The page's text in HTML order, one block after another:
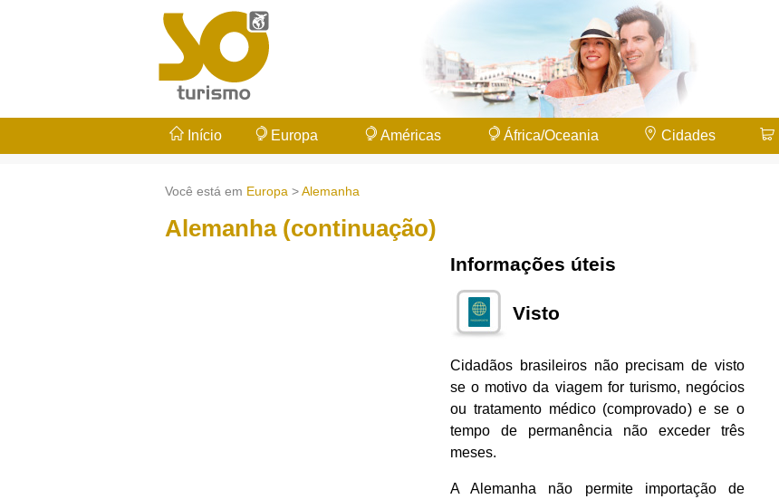
Início Europa Américas África/Oceania Cidades
Você está em Europa >Alemanha
Alemanha (continuação)
Informações úteis
Visto
Cidadãos brasileiros não precisam de visto
se o motivo da viagem for turismo, negócios
ou tratamento médico (comprovado) e se o
tempo de permanência não exceder três
meses.
A Alemanha não permite importação de